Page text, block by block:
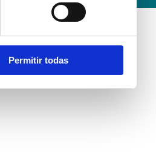
Permitir todas